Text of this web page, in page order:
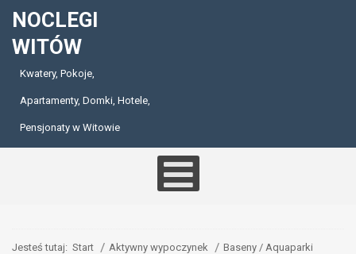
NOCLEGI
WITÓW
Kwatery, Pokoje,
Apartamenty, Domki, Hotele,
Pensjonaty w Witowie
Jesteś tutaj: Start Aktywny wypoczynek Baseny / Aquaparki